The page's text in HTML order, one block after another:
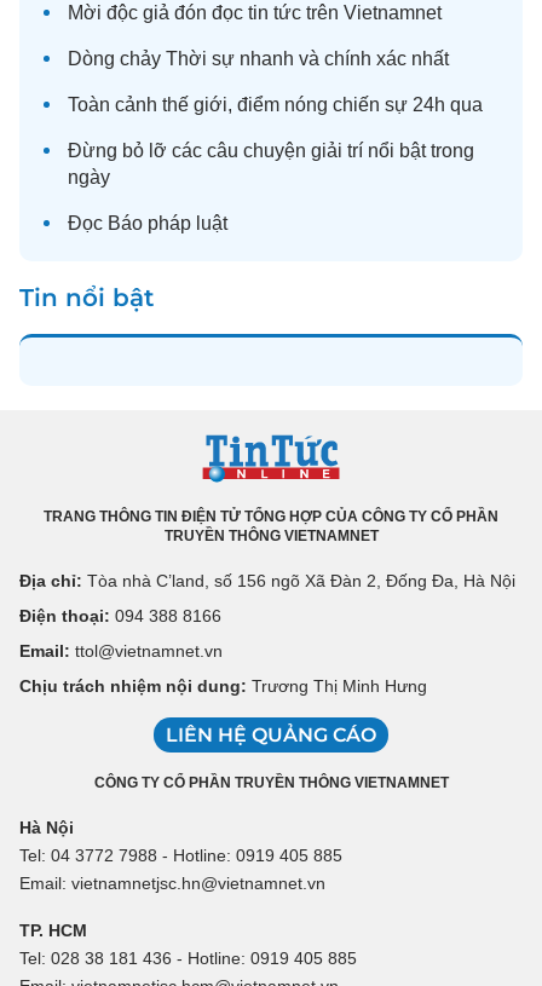
Mời độc giả đón đọc tin tức trên Vietnamnet
Dòng chảy Thời sự nhanh và chính xác nhất
Toàn cảnh thế giới, điểm nóng chiến sự 24h qua
Đừng bỏ lỡ các câu chuyện giải trí nổi bật trong
ngày
Đọc Báo pháp luật
Tin nổi bật
TRANG THÔNG TIN ĐIỆN TỬ TỔNG HỢP CỦA CÔNG TY CỔ PHẦN
TRUYỀN THÔNG VIETNAMNET
Địa chỉ: Tòa nhà C’land, số 156 ngõ Xã Đàn 2, Đống Đa, Hà Nội
Điện thoại: 094 388 8166
Email: ttol@vietnamnet.vn
Chịu trách nhiệm nội dung: Trương Thị Minh Hưng
LIÊN HỆ QUẢNG CÁO
CÔNG TY CỔ PHẦN TRUYỀN THÔNG VIETNAMNET
Hà Nội
Tel: 04 3772 7988 - Hotline: 0919 405 885
Email: vietnamnetjsc.hn@vietnamnet.vn
TP. HCM
Tel: 028 38 181 436 - Hotline: 0919 405 885